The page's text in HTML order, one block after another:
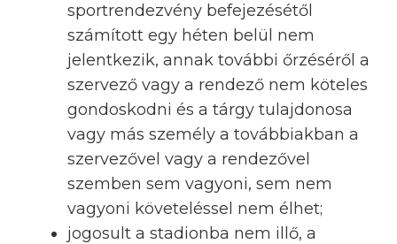
sportrendezvény befejezésétől
számított egy héten belül nem
jelentkezik, annak további őrzéséről a
szervező vagy a rendező nem köteles
gondoskodni és a tárgy tulajdonosa
vagy más személy a továbbiakban a
szervezővel vagy a rendezővel
szemben sem vagyoni, sem nem
vagyoni követeléssel nem élhet;
jogosult a stadionba nem illő, a